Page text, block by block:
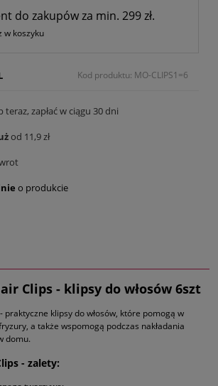
do zakupów za min. 299 zł.
w koszyku
Kod produktu: MO-CLIPS1=6
teraz, zapłać w ciągu 30 dni
od 11,9 zł
o produkcie
Clips - klipsy do włosów 6szt
praktyczne klipsy do włosów, które pomogą w
a także wspomogą podczas nakładania
domu.
- zalety: